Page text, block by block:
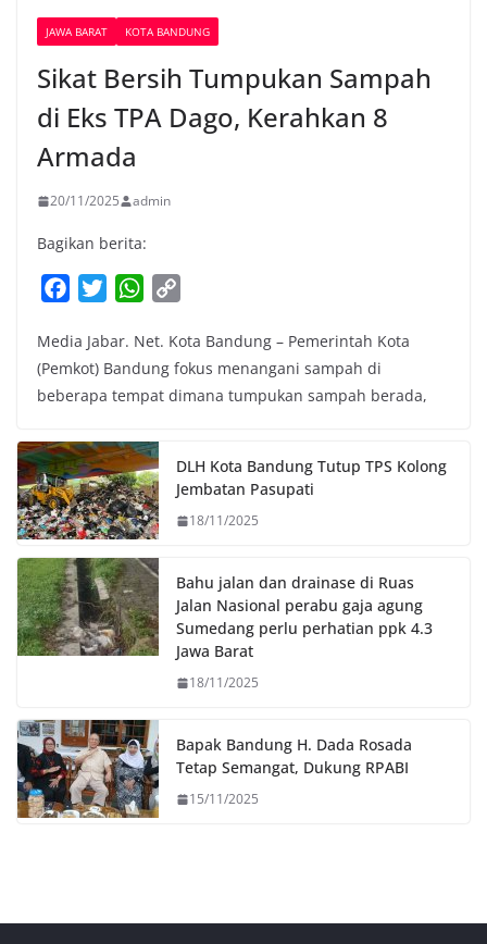
JAWA BARAT KOTA BANDUNG
Sikat Bersih Tumpukan Sampah
di Eks TPA Dago, Kerahkan 8
Armada
20/11/2025 admin
Bagikan berita:
c
e
b
o
k
i
t
t
r
W
a
t
s
p
p
p
y
L
n
k
Media Jabar. Net. Kota Bandung – Pemerintah Kota
(Pemkot) Bandung fokus menangani sampah di
beberapa tempat dimana tumpukan sampah berada,
DLH Kota Bandung Tutup TPS Kolong
Jembatan Pasupati
18/11/2025
Bahu jalan dan drainase di Ruas
Jalan Nasional perabu gaja agung
Sumedang perlu perhatian ppk 4.3
Jawa Barat
18/11/2025
Bapak Bandung H. Dada Rosada
Tetap Semangat, Dukung RPABI
15/11/2025